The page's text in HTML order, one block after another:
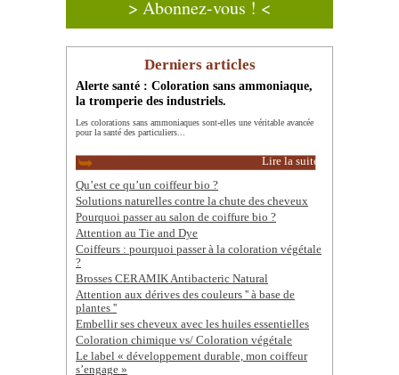
> Abonnez-vous ! <
Derniers articles
Alerte santé : Coloration sans ammoniaque,
la tromperie des industriels.
Les colorations sans ammoniaques sont-elles une véritable avancée
pour la santé des particuliers...
Lire la suite
Qu’est ce qu’un coiffeur bio ?
Solutions naturelles contre la chute des cheveux
Pourquoi passer au salon de coiffure bio ?
Attention au Tie and Dye
Coiffeurs : pourquoi passer à la coloration végétale
?
Brosses CERAMIK Antibacteric Natural
Attention aux dérives des couleurs '' à base de
plantes ''
Embellir ses cheveux avec les huiles essentielles
Coloration chimique vs/ Coloration végétale
Le label « développement durable, mon coiffeur
s’engage »